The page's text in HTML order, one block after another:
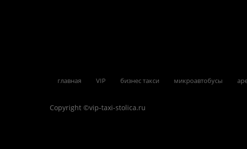
главная VIP бизнес такси микроавтобусы
Copyright ©vip-taxi-stolica.ru